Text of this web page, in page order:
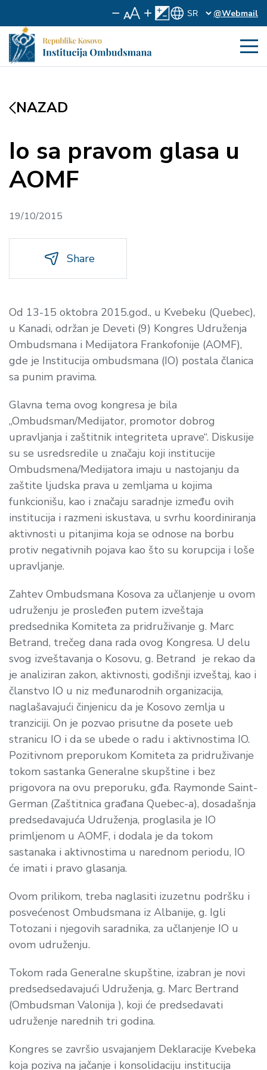
@Webmail
NAZAD
Io sa pravom glasa u
AOMF
19/10/2015
Share
Od 13-15 oktobra 2015.god., u Kvebeku (Quebec),
u Kanadi, održan je Deveti (9) Kongres Udruženja
Ombudsmana i Medijatora Frankofonije (AOMF),
gde je Institucija ombudsmana (IO) postala članica
sa punim pravima.
Glavna tema ovog kongresa je bila
„Ombudsman/Medijator, promotor dobrog
upravljanja i zaštitnik integriteta uprave“. Diskusije
su se usredsredile u značaju koji institucije
Ombudsmena/Medijatora imaju u nastojanju da
zaštite ljudska prava u zemljama u kojima
funkcionišu, kao i značaju saradnje između ovih
institucija i razmeni iskustava, u svrhu koordiniranja
aktivnosti u pitanjima koja se odnose na borbu
protiv negativnih pojava kao što su korupcija i loše
upravljanje.
Zahtev Ombudsmana Kosova za učlanjenje u ovom
udruženju je prosleđen putem izveštaja
predsednika Komiteta za pridruživanje g. Marc
Betrand, trečeg dana rada ovog Kongresa. U delu
svog izveštavanja o Kosovu, g. Betrand je rekao da
je analiziran zakon, aktivnosti, godišnji izveštaj, kao i
članstvo IO u niz međunarodnih organizacija,
naglašavajući činjenicu da je Kosovo zemlja u
tranziciji. On je pozvao prisutne da posete ueb
stranicu IO i da se ubede o radu i aktivnostima IO.
Pozitivnom preporukom Komiteta za pridruživanje
tokom sastanka Generalne skupštine i bez
prigovora na ovu preporuku, gđa. Raymonde Saint-
German (Zaštitnica građana Quebec-a)​​, dosadašnja
predsedavajuća Udruženja, proglasila je IO
primljenom u AOMF, i dodala je da tokom
sastanaka i aktivnostima u narednom periodu, IO
će imati i pravo glasanja.
Ovom prilikom, treba naglasiti izuzetnu podršku i
posvećenost Ombudsmana iz Albanije, g. Igli
Totozani i njegovih saradnika, za učlanjenje IO u
ovom udruženju.
Tokom rada Generalne skupštine, izabran je novi
predsedsedavajući Udruženja, g. Marc Bertrand
(Ombudsman Valonija ), koji će predsedavati
udruženje narednih tri godina.
Kongres se završio usvajanjem Deklaracije Kvebeka
koja poziva na jačanje i konsolidaciju institucija